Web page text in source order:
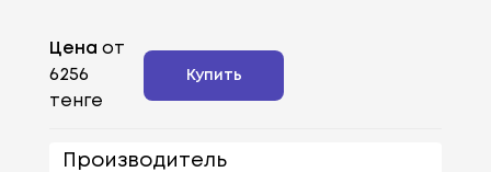
Цена от
6256
тенге
Купить
Производитель